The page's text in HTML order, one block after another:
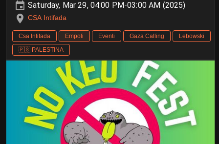
Saturday, Mar 29, 04:00 PM-03:00 AM (2025)
CSA Intifada
Csa Intifada Empoli Eventi Gaza Calling
Lebowski
🇵🇸 PALESTINA